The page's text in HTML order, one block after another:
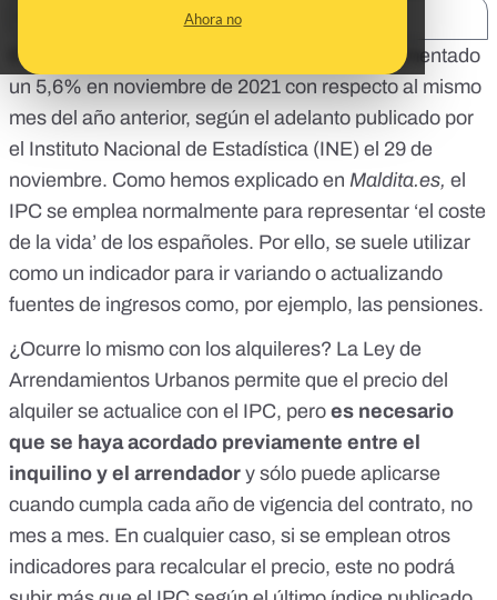
Ahora no
El Índice de Precios de Consumo (IPC) ha aumentado
un 5,6% en noviembre de 2021 con respecto al mismo
mes del año anterior, según el adelanto publicado por
el Instituto Nacional de Estadística (INE) el 29 de
noviembre. Como hemos explicado en Maldita.es, el
IPC se emplea normalmente para representar ‘el coste
de la vida’ de los españoles. Por ello, se suele utilizar
como un indicador para ir variando o actualizando
fuentes de ingresos como, por ejemplo, las pensiones.
¿Ocurre lo mismo con los alquileres? La Ley de
Arrendamientos Urbanos permite que el precio del
alquiler se actualice con el IPC, pero es necesario
que se haya acordado previamente entre el
inquilino y el arrendador y sólo puede aplicarse
cuando cumpla cada año de vigencia del contrato, no
mes a mes. En cualquier caso, si se emplean otros
indicadores para recalcular el precio, este no podrá